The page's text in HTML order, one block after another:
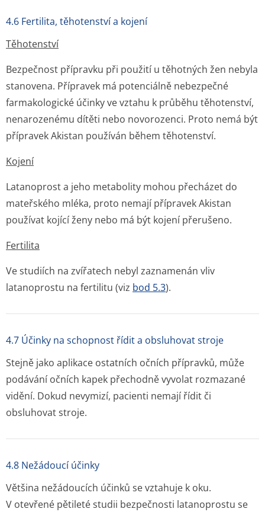
4.6 Fertilita, těhotenství a kojení
Těhotenství
Bezpečnost přípravku při použití u těhotných žen nebyla
stanovena. Přípravek má potenciálně nebezpečné
farmakologické účinky ve vztahu k průběhu těhotenství,
nenarozenému dítěti nebo novorozenci. Proto nemá být
přípravek Akistan používán během těhotenství.
Kojení
Latanoprost a jeho metabolity mohou přecházet do
mateřského mléka, proto nemají přípravek Akistan
používat kojící ženy nebo má být kojení přerušeno.
Fertilita
Ve studiích na zvířatech nebyl zaznamenán vliv
latanoprostu na fertilitu (viz bod 5.3).
4.7 Účinky na schopnost řídit a obsluhovat stroje
Stejně jako aplikace ostatních očních přípravků, může
podávání očních kapek přechodně vyvolat rozmazané
vidění. Dokud nevymizí, pacienti nemají řídit či
obsluhovat stroje.
4.8 Nežádoucí účinky
Většina nežádoucích účinků se vztahuje k oku.
V otevřené pětileté studii bezpečnosti latanoprostu se